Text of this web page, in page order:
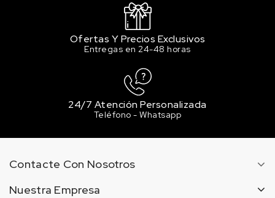
Ofertas Y Precios Exclusivos
Entregas en 24-48 horas
24/7 Atención Personalizada
Teléfono - Whatsapp
Contacte Con Nosotros
Nuestra Empresa